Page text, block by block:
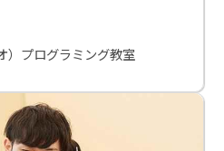
）プログラミング教室